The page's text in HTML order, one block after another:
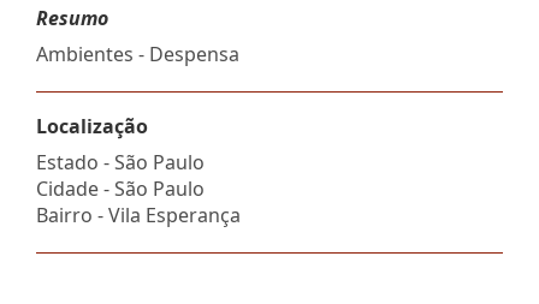
Resumo
Ambientes - Despensa
Localização
Estado -São Paulo
Cidade -São Paulo
Bairro -Vila Esperança